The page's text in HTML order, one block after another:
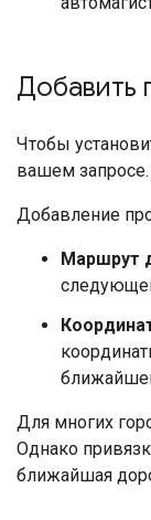
Добавить
Чтобы
вашем запросе.
Добавление
Маршрут
Для многих
Однако
ближайшая